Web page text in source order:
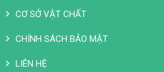
CƠ SỞ VẬT CHẤT
CHÍNH SÁCH BẢO MẬT
LIÊN HỆ